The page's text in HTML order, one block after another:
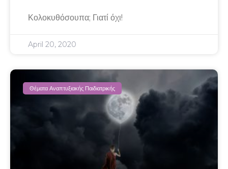
Κολοκυθόσουπα; Γιατί όχι!
April 20, 2020
Θέματα Αναπτυξιακής Παιδιατρικής